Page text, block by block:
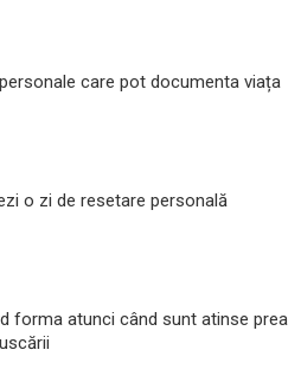
care pot documenta viața
o zi de resetare personală
forma atunci când sunt atinse prea